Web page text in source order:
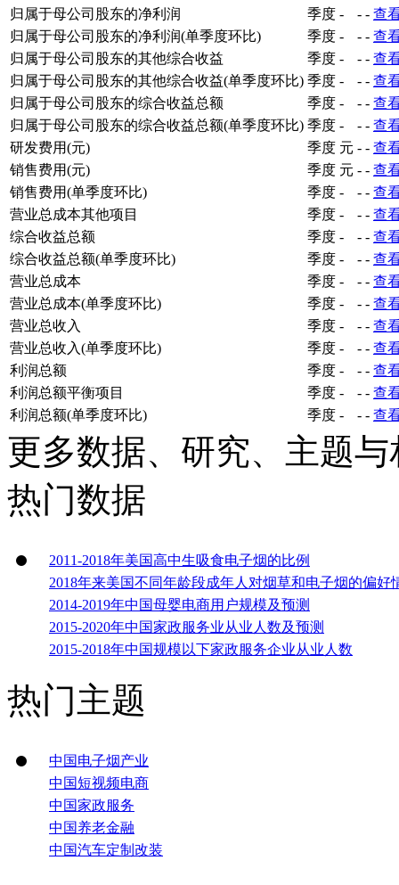
归属于母公司股东的净利润
季度 - - - 查
归属于母公司股东的净利润(单季度环比)
季度 - - - 查
归属于母公司股东的其他综合收益
季度 - - - 查
归属于母公司股东的其他综合收益(单季度环比) 季度 - - - 查
归属于母公司股东的综合收益总额
季度 - - - 查
归属于母公司股东的综合收益总额(单季度环比) 季度 - - - 查
研发费用(元)
季度 元 - - 查
销售费用(元)
季度 元 - - 查
销售费用(单季度环比)
季度 - - - 查
营业总成本其他项目
季度 - - - 查
综合收益总额
季度 - - - 查
综合收益总额(单季度环比)
季度 - - - 查
营业总成本
季度 - - - 查
营业总成本(单季度环比)
季度 - - - 查
营业总收入
季度 - - - 查
营业总收入(单季度环比)
季度 - - - 查
利润总额
季度 - - - 查
利润总额平衡项目
季度 - - - 查
利润总额(单季度环比)
季度 - - - 查
更多数据、研究、主题
热门数据
2011-2018年美国高中生吸食电子烟的比例
2018年来美国不同年龄段成年人对烟草和电子烟的偏好
2014-2019年中国母婴电商用户规模及预测
2015-2020年中国家政服务业从业人数及预测
2015-2018年中国规模以下家政服务企业从业人数
热门主题
中国电子烟产业
中国短视频电商
中国家政服务
中国养老金融
中国汽车定制改装